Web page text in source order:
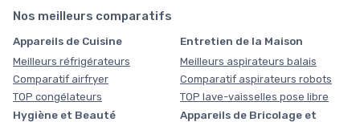
Nos meilleurs comparatifs
Appareils de Cuisine
Meilleurs réfrigérateurs
Comparatif airfryer
TOP congélateurs
Entretien de la Maison
Meilleurs aspirateurs balais
Comparatif aspirateurs robots
TOP lave-vaisselles pose libre
Hygiène et Beauté
Appareils de Bricolage et